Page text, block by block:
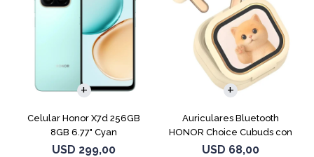
Celular Honor X7d 256GB
8GB 6.77" Cyan
USD 299,00
COMPARAR
Auriculares Bluetooth
HONOR Choice Cubuds con
Pantalla Beige
USD 68,00